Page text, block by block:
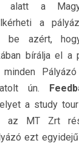
alatt a
a
be azért,
bírálja el a
minden
ún.
a study
az MT Zrt
ezt